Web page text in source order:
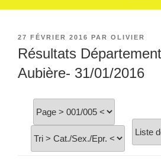
PUBLIÉ
LE
27 FÉVRIER 2016 PAR OLIVIER
Résultats
Aubière- 31/01/2016